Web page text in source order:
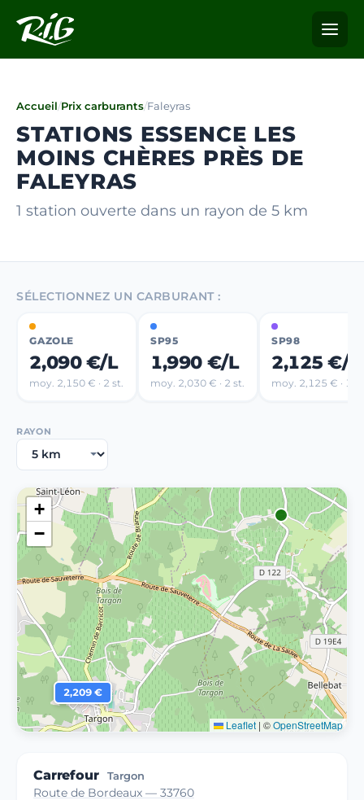
Accueil/Prix carburants/Faleyras
STATIONS ESSENCE LES
MOINS CHÈRES PRÈS DE
FALEYRAS
1 station ouverte dans un rayon de 5 km
SÉLECTIONNEZ UN CARBURANT :
GAZOLE
2,090 €/L
moy. 2,150 € · 2 st.
SP95
1,990 €/L
moy. 2,030 € · 2 st.
SP98
2,125 €/L
moy. 2,125 € · 1
RAYON
2,209 €
+
−
Leaflet | ©OpenStreetMap
Carrefour Targon
Route de Bordeaux — 33760